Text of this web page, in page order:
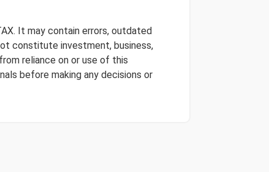
It may contain errors, outdated
constitute investment, business,
reliance on or use of this
before making any decisions or